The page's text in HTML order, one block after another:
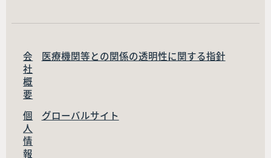
会
社
概
要
医療機関等との関係の透明性に関する指針
個
人
情
報
グローバルサイト